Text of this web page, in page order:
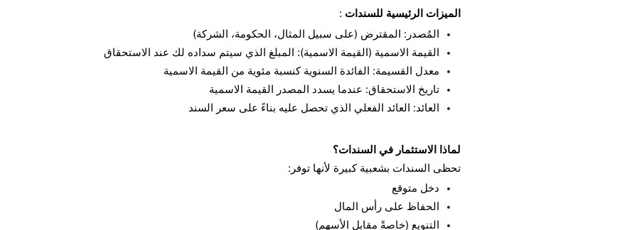
الميزات الرئيسية للسندات :
المُصدر: المقترض (على سبيل المثال، الحكومة، الشركة)
القيمة الاسمية (القيمة الاسمية): المبلغ الذي سيتم سداده لك عند الاستحقاق
معدل القسيمة: الفائدة السنوية كنسبة مئوية من القيمة الاسمية
تاريخ الاستحقاق: عندما يسدد المصدر القيمة الاسمية
العائد: العائد الفعلي الذي تحصل عليه بناءً على سعر السند
لماذا الاستثمار في السندات؟
تحظى السندات بشعبية كبيرة لأنها توفر:
دخل متوقع
الحفاظ على رأس المال
التنويع (خاصةً مقابل الأسهم)